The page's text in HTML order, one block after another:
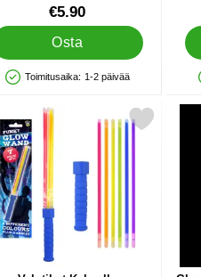
90510€5.90
Osta
Saatavuus: Varastossa
Toimitusaika: 1-2 päivää
suosikiksiMerkitse valotikut Kahvalla